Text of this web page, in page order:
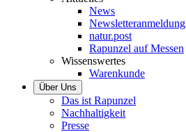
News
Newsletteranmeldung
natur.post
Rapunzel auf Messen
Wissenswertes
Warenkunde
Über Uns
Das ist Rapunzel
Nachhaltigkeit
Presse